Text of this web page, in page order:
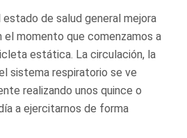
de salud general mejora
el momento que comenzamos a
estática. La circulación, la
sistema respiratorio se ve
realizando unos quince o
a ejercitarnos de forma